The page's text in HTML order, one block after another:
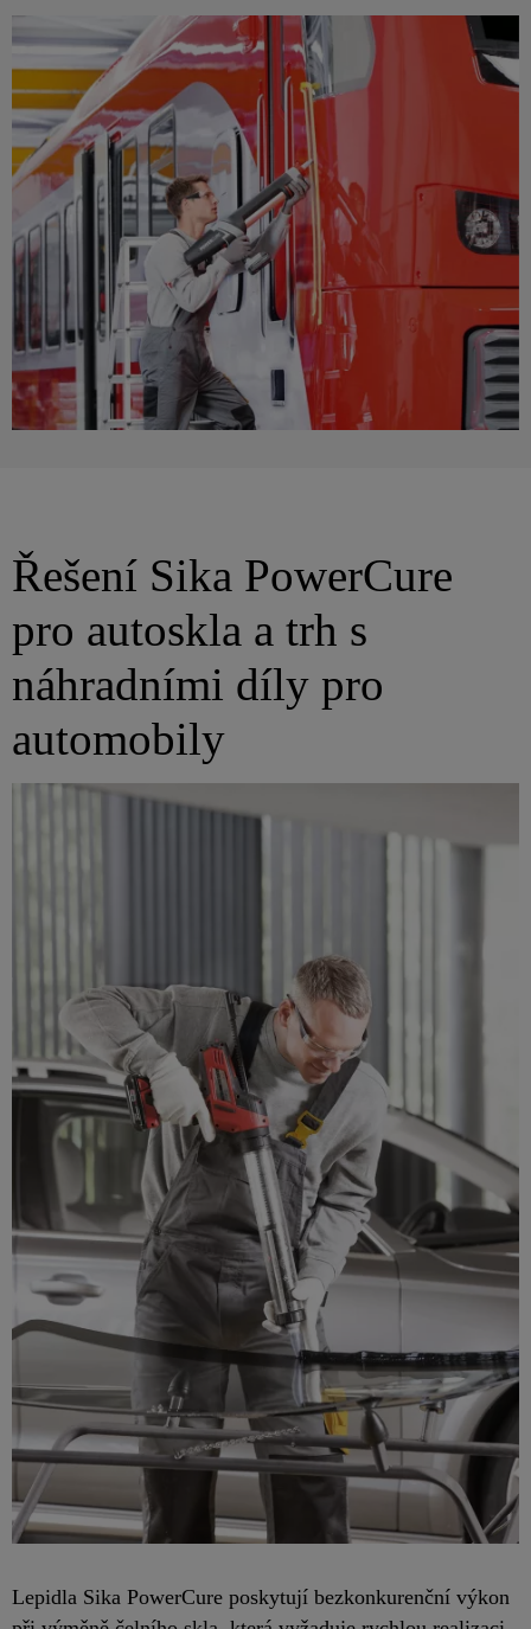
Řešení Sika PowerCure
pro autoskla a trh s
náhradními díly pro
automobily
Lepidla Sika PowerCure poskytují bezkonkurenční výkon